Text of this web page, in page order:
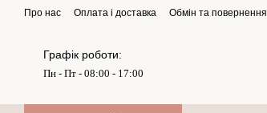
Перейти до основного контенту
Про нас Оплата і доставка Обмін та повернення
Графік роботи:
Пн - Пт - 08:00 - 17:00